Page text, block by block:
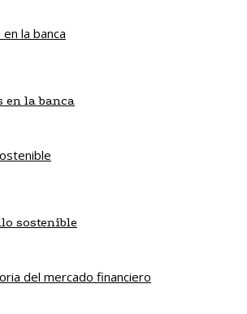
en la banca
sostenible